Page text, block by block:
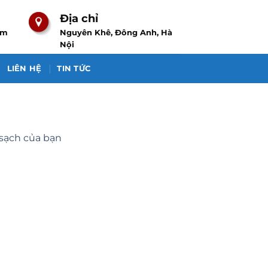
Địa chỉ
Nguyên Khê, Đông Anh, Hà
Nội
LIÊN HỆ TIN TỨC
của bạn